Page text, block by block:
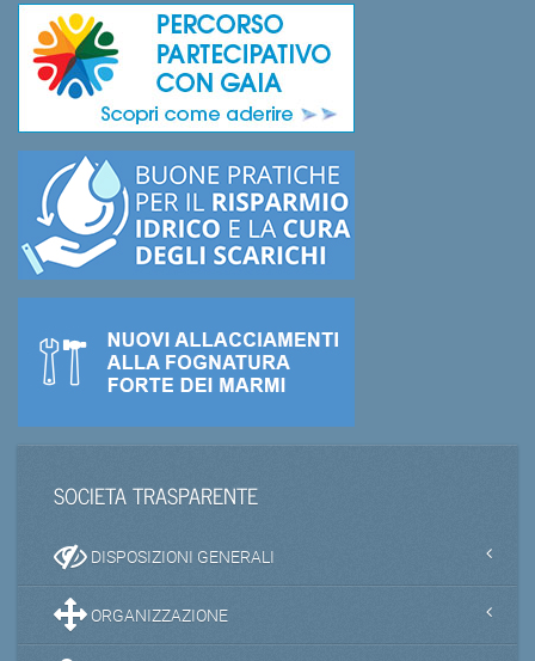
SOCIETA TRASPARENTE
DISPOSIZIONI GENERALI
ORGANIZZAZIONE